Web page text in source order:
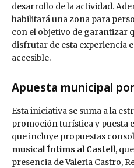
desarrollo de la actividad.
habilitará una zona para
con el objetivo de garantizar
disfrutar de esta experiencia
accesible.
Apuesta municipal
Esta iniciativa se suma a la
promoción turística y puesta
que incluye propuestas
musical Íntims al Castell,
presencia de Valeria Castro,